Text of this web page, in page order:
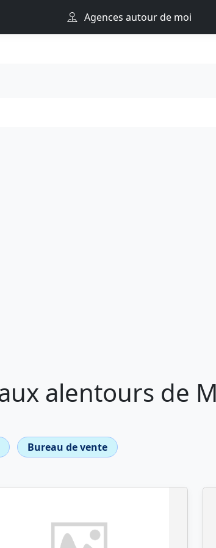
Agences autour de moi
alentours de
Bureau de vente